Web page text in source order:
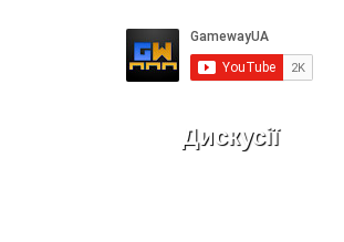
Дискусії